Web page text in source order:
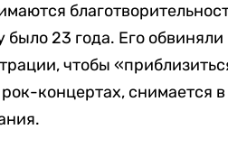
было 23 года. Его
чтобы
концертах, снимается